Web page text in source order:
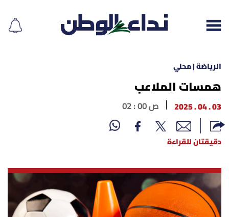
إقرأ الجريدة
لبنان
نداء اليوم
محليات
الرياضة | محلي
همسات الملاعب
03 . 04 . 2025 02 : 00 ص
دقيقتان للقراءة